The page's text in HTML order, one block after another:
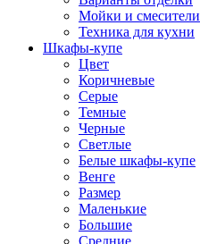
Мойки и смесители
Техника для кухни
Шкафы-купе
Цвет
Коричневые
Серые
Темные
Черные
Светлые
Белые шкафы-купе
Венге
Размер
Маленькие
Большие
Средние